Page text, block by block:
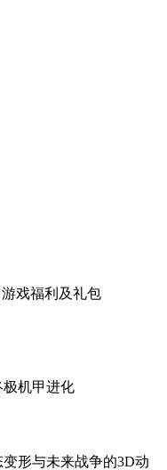
游戏福利 及礼包
变形与未来战争的3D动